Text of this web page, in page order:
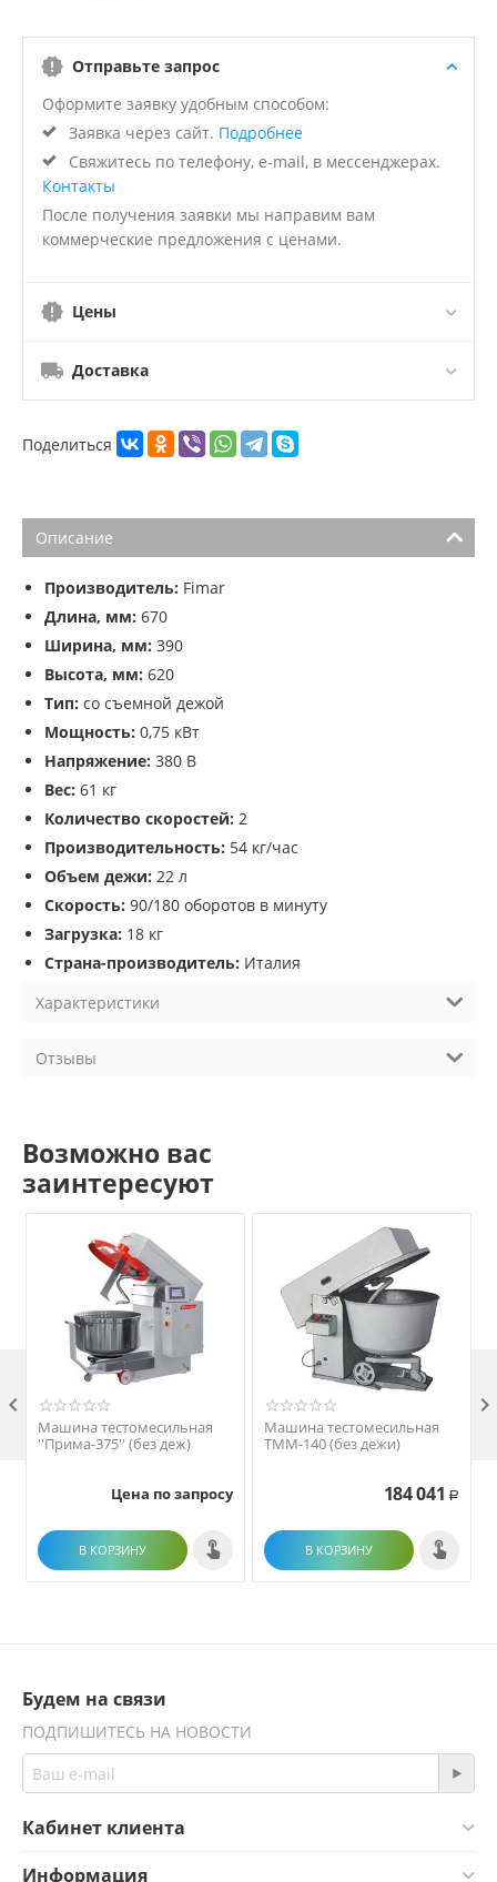
Отправьте запрос
Оформите заявку удобным способом:
Заявка через сайт. Подробнее
Свяжитесь по телефону, e-mail, в мессенджерах.
Контакты
После получения заявки мы направим вам
коммерческие предложения с ценами.
Цены
Доставка
Поделиться
Описание
Производитель: Fimar
Длина, мм: 670
Ширина, мм: 390
Высота, мм: 620
Тип: со съемной дежой
Мощность: 0,75 кВт
Напряжение: 380 В
Вес: 61 кг
Количество скоростей: 2
Производительность: 54 кг/час
Объем дежи: 22 л
Скорость: 90/180 оборотов в минуту
Загрузка: 18 кг
Страна-производитель: Италия
Характеристики
Отзывы
Возможно вас
заинтересуют
Машина тестомесильная
''Прима-375'' (без деж)
Цена по запросу
В КОРЗИНУ
Машина тестомесильная
ТММ-140 (без дежи)
184 041 Р
В КОРЗИНУ
 
Будем на связи
ПОДПИШИТЕСЬ НА НОВОСТИ
Кабинет клиента
Информация